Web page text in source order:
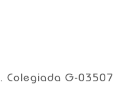
. Colegiada G-03507